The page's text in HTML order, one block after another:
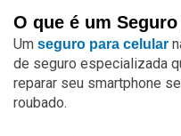
O que é um
Um seguro para celular
de seguro especializada
reparar seu smartphone
roubado.